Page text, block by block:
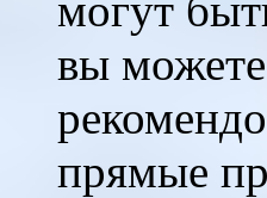
вы
прямые